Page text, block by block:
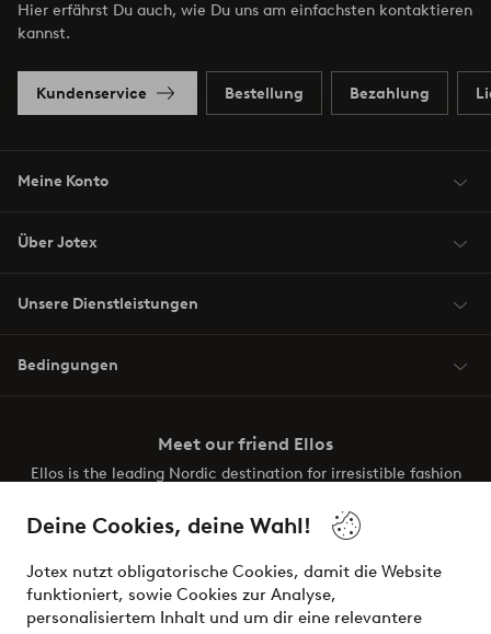
Deine Cookies, deine Wahl!
Jotex nutzt obligatorische Cookies, damit die Website
funktioniert, sowie Cookies zur Analyse,
personalisiertem Inhalt und um dir eine relevantere
Hier erfährst Du auch, wie Du uns am einfachsten kontaktieren
kannst.
Kundenservice Bestellung Bezahlung
Meine Konto
Über Jotex
Unsere Dienstleistungen
Bedingungen
Meet our friend Ellos
Ellos is the leading Nordic destination for irresistible fashion
the latest trends, curated to make finding your next look
effortless. It’s all here.
Visit Ellos